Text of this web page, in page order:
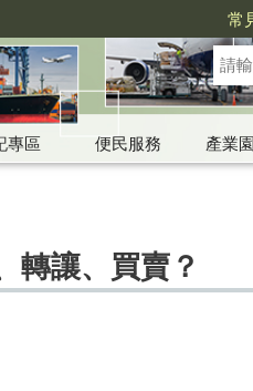
常
專區 便民服務 產業
轉讓、買賣？